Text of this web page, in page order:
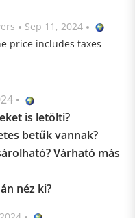
Sep 11, 2024
price includes taxes
is letölti?
betűk vannak?
Várható más
néz ki?